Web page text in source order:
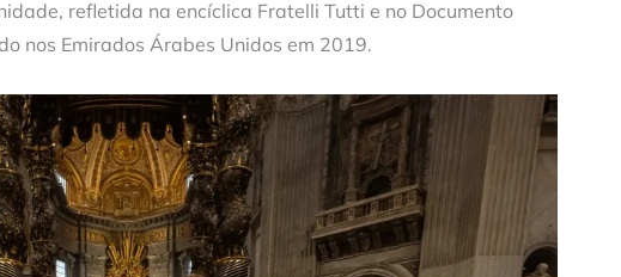
refletida na encíclica Fratelli Tutti e no Documento
nos Emirados Árabes Unidos em 2019.